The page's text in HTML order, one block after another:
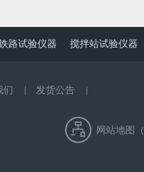
路试验仪器 搅拌站试验仪器
们 发货公告
网站地图（